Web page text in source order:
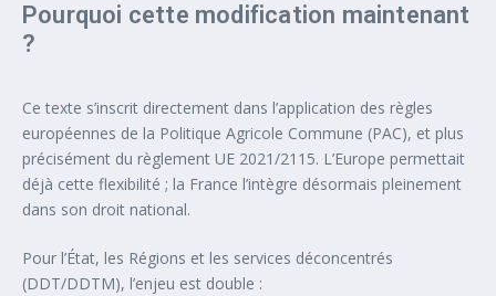
Pourquoi cette modification maintenant
?
Ce texte s’inscrit directement dans l’application des règles
européennes de la Politique Agricole Commune (PAC), et plus
précisément du règlement UE 2021/2115. L’Europe permettait
déjà cette flexibilité ; la France l’intègre désormais pleinement
dans son droit national.
Pour l’État, les Régions et les services déconcentrés
(DDT/DDTM), l’enjeu est double :